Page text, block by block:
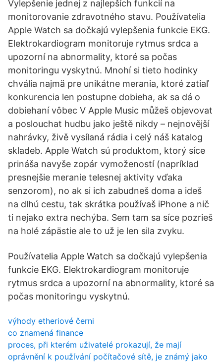
Vylepšenie jednej z najlepších funkcií na
monitorovanie zdravotného stavu. Používatelia
Apple Watch sa dočkajú vylepšenia funkcie EKG.
Elektrokardiogram monitoruje rytmus srdca a
upozorní na abnormality, ktoré sa počas
monitoringu vyskytnú. Mnohí si tieto hodinky
chvália najmä pre unikátne merania, ktoré zatiaľ
konkurencia len postupne dobieha, ak sa dá o
dobiehaní vôbec V Apple Music můžeš objevovat
a poslouchat hudbu jako ještě nikdy – nejnovější
nahrávky, živě vysílaná rádia i celý náš katalog
skladeb. Apple Watch sú produktom, ktorý síce
prináša navyše zopár vymožeností (napríklad
presnejšie meranie telesnej aktivity vďaka
senzorom), no ak si ich zabudneš doma a ideš
na dlhú cestu, tak skrátka používaš iPhone a nič
ti nejako extra nechýba. Sem tam sa síce pozrieš
na holé zápästie ale to už je len sila zvyku.
Používatelia Apple Watch sa dočkajú vylepšenia
funkcie EKG. Elektrokardiogram monitoruje
rytmus srdca a upozorní na abnormality, ktoré sa
počas monitoringu vyskytnú.
výhody etheriové černi
co znamená finance
proces, při kterém uživatelé prokazují, že mají
oprávnění k používání počítačové sítě, je známý jako